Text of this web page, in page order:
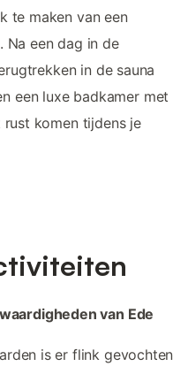
te maken van een
Na een dag in de
in de sauna
een luxe badkamer met
komen tijdens je
van Ede
is er flink gevochten